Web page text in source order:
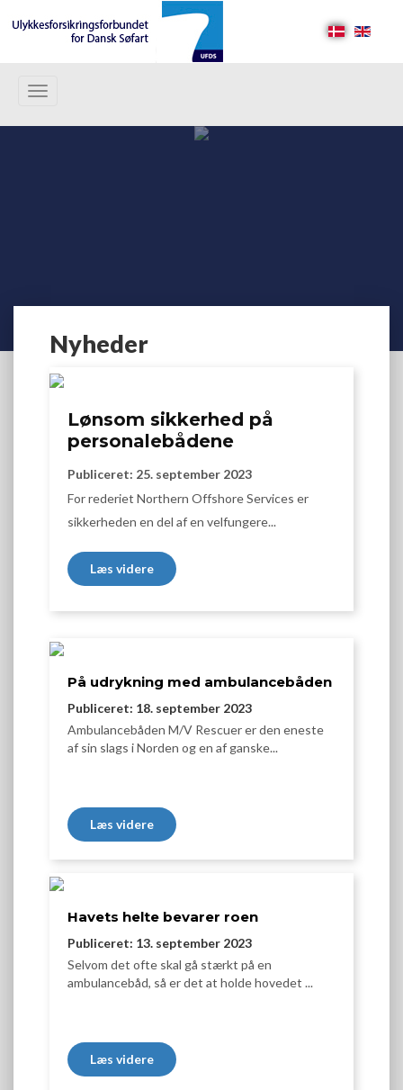
Nyheder
Lønsom sikkerhed på
personalebådene
Publiceret: 25. september 2023
For rederiet Northern Offshore Services er
sikkerheden en del af en velfungere...
Læs videre
På udrykning med ambulancebåden
Publiceret: 18. september 2023
Ambulancebåden M/V Rescuer er den eneste
af sin slags i Norden og en af ganske...
Læs videre
Havets helte bevarer roen
Publiceret: 13. september 2023
Selvom det ofte skal gå stærkt på en
ambulancebåd, så er det at holde hovedet ...
Læs videre